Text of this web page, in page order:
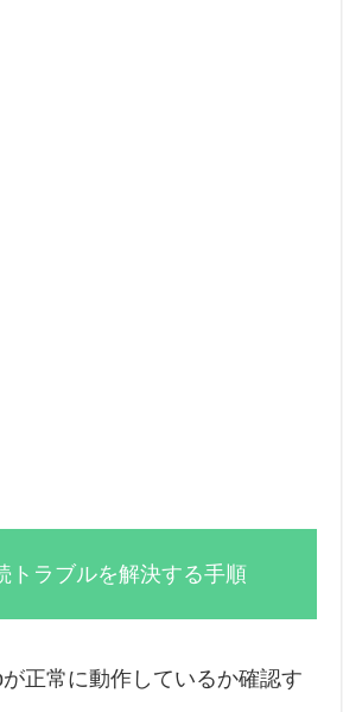
トラブルを解決する手順
正常に動作しているか確認す